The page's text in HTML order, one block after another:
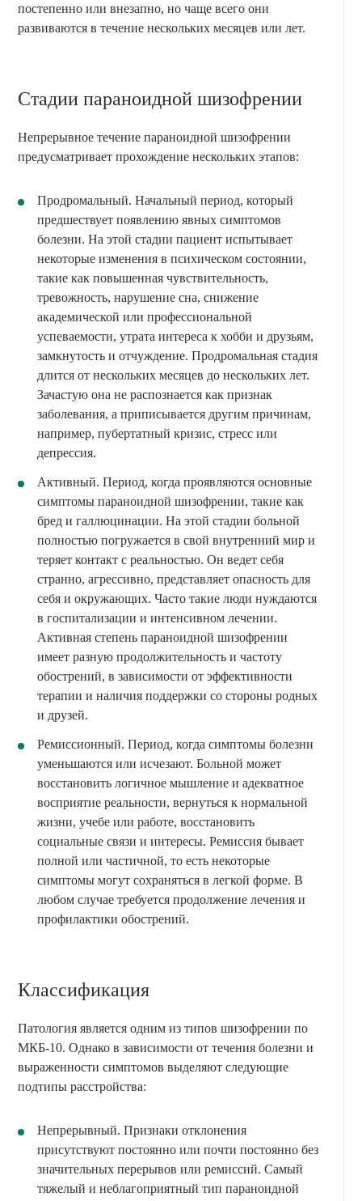
постепенно или внезапно, но чаще всего они
развиваются в течение нескольких месяцев или лет.
Стадии параноидной шизофрении
Непрерывное течение параноидной шизофрении
предусматривает прохождение нескольких этапов:
Продромальный. Начальный период, который
предшествует появлению явных симптомов
болезни. На этой стадии пациент испытывает
некоторые изменения в психическом состоянии,
такие как повышенная чувствительность,
тревожность, нарушение сна, снижение
академической или профессиональной
успеваемости, утрата интереса к хобби и друзьям,
замкнутость и отчуждение. Продромальная стадия
длится от нескольких месяцев до нескольких лет.
Зачастую она не распознается как признак
заболевания, а приписывается другим причинам,
например, пубертатный кризис, стресс или
депрессия.
Активный. Период, когда проявляются основные
симптомы параноидной шизофрении, такие как
бред и галлюцинации. На этой стадии больной
полностью погружается в свой внутренний мир и
теряет контакт с реальностью. Он ведет себя
странно, агрессивно, представляет опасность для
себя и окружающих. Часто такие люди нуждаются
в госпитализации и интенсивном лечении.
Активная степень параноидной шизофрении
имеет разную продолжительность и частоту
обострений, в зависимости от эффективности
терапии и наличия поддержки со стороны родных
и друзей.
Ремиссионный. Период, когда симптомы болезни
уменьшаются или исчезают. Больной может
восстановить логичное мышление и адекватное
восприятие реальности, вернуться к нормальной
жизни, учебе или работе, восстановить
социальные связи и интересы. Ремиссия бывает
полной или частичной, то есть некоторые
симптомы могут сохраняться в легкой форме. В
любом случае требуется продолжение лечения и
профилактики обострений.
Классификация
Патология является одним из типов шизофрении по
МКБ-10. Однако в зависимости от течения болезни и
выраженности симптомов выделяют следующие
подтипы расстройства:
Непрерывный. Признаки отклонения
присутствуют постоянно или почти постоянно без
значительных перерывов или ремиссий. Самый
тяжелый и неблагоприятный тип параноидной